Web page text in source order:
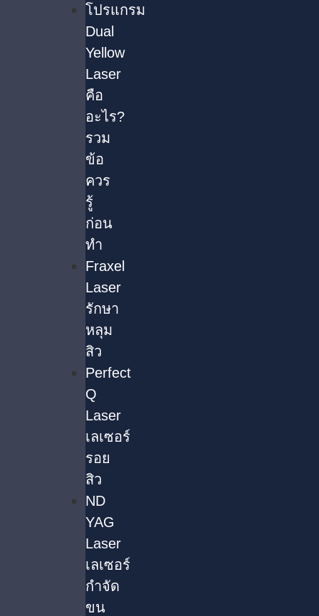
โปรแกรม
Dual
Yellow
Laser
คือ
อะไร?
รวม
ข้อ
ควร
รู้
ก่อน
ทำ
Fraxel
Laser
รักษา
หลุม
สิว
Perfect
Q
Laser
เลเซอร์
รอย
สิว
ND
YAG
Laser
เลเซอร์
กำจัด
ขน